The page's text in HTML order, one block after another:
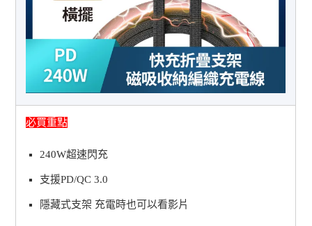
必買重點
240W超速閃充
支援PD/QC 3.0
隱藏式支架 充電時也可以看影片